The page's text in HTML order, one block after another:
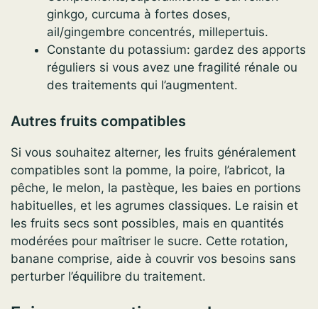
ginkgo, curcuma à fortes doses,
ail/gingembre concentrés, millepertuis.
Constante du potassium: gardez des apports
réguliers si vous avez une fragilité rénale ou
des traitements qui l’augmentent.
Autres fruits compatibles
Si vous souhaitez alterner, les fruits généralement
compatibles sont la pomme, la poire, l’abricot, la
pêche, le melon, la pastèque, les baies en portions
habituelles, et les agrumes classiques. Le raisin et
les fruits secs sont possibles, mais en quantités
modérées pour maîtriser le sucre. Cette rotation,
banane comprise, aide à couvrir vos besoins sans
perturber l’équilibre du traitement.